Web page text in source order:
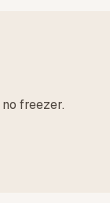
freezer.